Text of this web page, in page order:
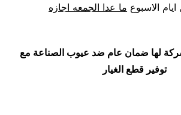
الاسبوع ما عدا الجمعه اجازه
لها ضمان عام ضد عيوب الصناعة مع
توفير قطع الغيار